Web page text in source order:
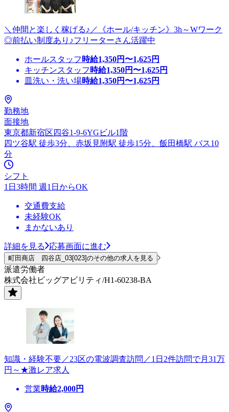
＼仲間と楽しく稼げる♪／《ホール/キッチン》3h～Wワーク
◎前払い制度あり♪フリーターさん活躍中
ホールスタッフ 時給1,350円〜1,625円
キッチンスタッフ 時給1,350円〜1,625円
皿洗い・洗い場時給1,350円〜1,625円
勤務地
面接地
東京都新宿区四谷1-9-6YGビル1階
四ツ谷駅 徒歩3分、赤坂見附駅 徒歩15分、飯田橋駅 バス10
分
シフト
1日3時間 週1日からOK
交通費支給
未経験OK
まかないあり
詳細を見る 応募画面に進む
町田商店 四谷店_03[023]のその他の求人を見る
派遣労働者
株式会社ビッグアビリティ/H1-60238-BA
知識・経験不要／23区の電波調査訪問／1日2件訪問で月31万
円～★激レア求人
営業時給2,000円